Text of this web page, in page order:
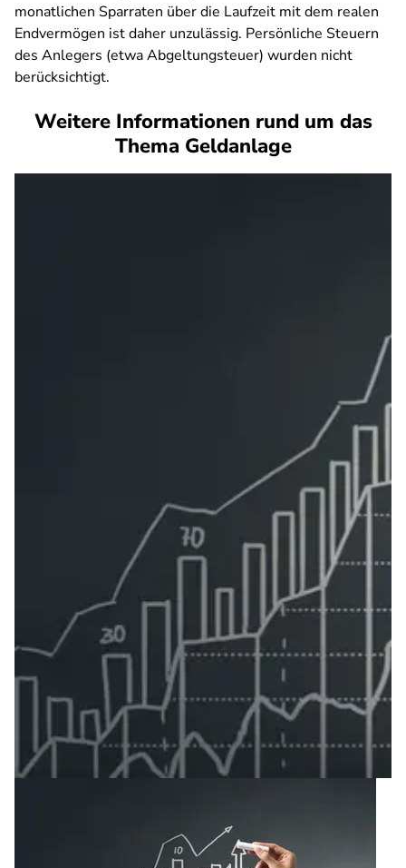
monatlichen Sparraten über die Laufzeit mit dem realen
Endvermögen ist daher unzulässig. Persönliche Steuern
des Anlegers (etwa Abgeltungsteuer) wurden nicht
berücksichtigt.
Weitere Informationen rund um das
Thema Geldanlage